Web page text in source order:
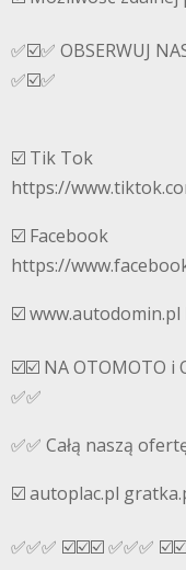
✅☑️✅ OBSERWUJ
✅☑️✅
☑️ Tik Tok
https://
☑️ Facebook
https://
☑️
☑️☑️ NA OTOMOTO i
✅✅
✅✅ Całą naszą
☑️ autoplac.pl
✅✅✅ ☑️☑️☑️ ✅✅✅